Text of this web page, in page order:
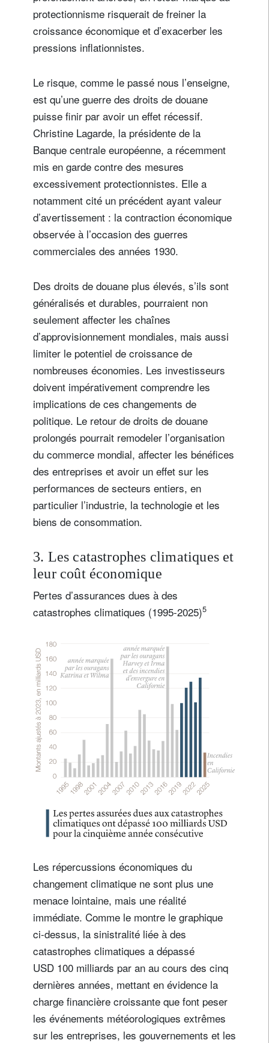
protectionnisme risquerait de freiner la
croissance économique et d’exacerber les
pressions inflationnistes.
Le risque, comme le passé nous l’enseigne,
est qu’une guerre des droits de douane
puisse finir par avoir un effet récessif.
Christine Lagarde, la présidente de la
Banque centrale européenne, a récemment
mis en garde contre des mesures
excessivement protectionnistes. Elle a
notamment cité un précédent ayant valeur
d’avertissement : la contraction économique
observée à l’occasion des guerres
commerciales des années 1930.
Des droits de douane plus élevés, s’ils sont
généralisés et durables, pourraient non
seulement affecter les chaînes
d’approvisionnement mondiales, mais aussi
limiter le potentiel de croissance de
nombreuses économies. Les investisseurs
doivent impérativement comprendre les
implications de ces changements de
politique. Le retour de droits de douane
prolongés pourrait remodeler l’organisation
du commerce mondial, affecter les bénéfices
des entreprises et avoir un effet sur les
performances de secteurs entiers, en
particulier l’industrie, la technologie et les
biens de consommation.
3. Les catastrophes climatiques et
leur coût économique
Pertes d’assurances dues à des
catastrophes climatiques (1995-2025)5
Les répercussions économiques du
changement climatique ne sont plus une
menace lointaine, mais une réalité
immédiate. Comme le montre le graphique
ci-dessus, la sinistralité liée à des
catastrophes climatiques a dépassé
USD 100 milliards par an au cours des cinq
dernières années, mettant en évidence la
charge financière croissante que font peser
les événements météorologiques extrêmes
sur les entreprises, les gouvernements et les